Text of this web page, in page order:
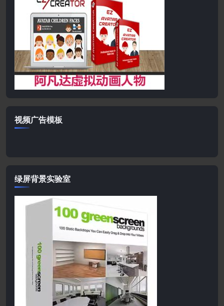
视频广告模板
绿屏背景实验室